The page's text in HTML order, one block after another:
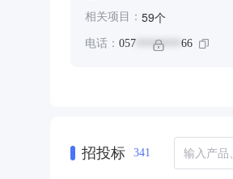
相关项目： 59个
电话： 057 ******** 66
招投标 341